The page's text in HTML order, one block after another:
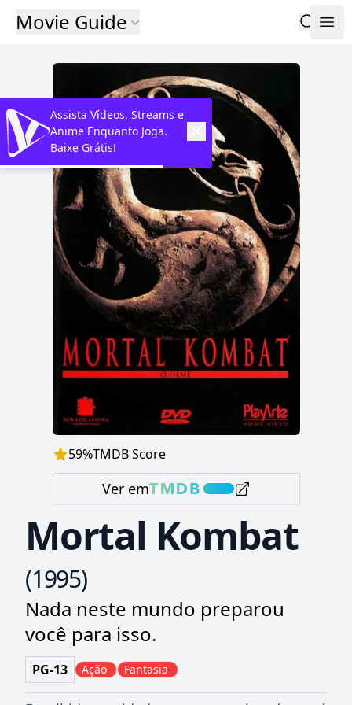
Movie Guide
59%TMDB Score
Ver em
Mortal Kombat
(1995)
Nada neste mundo preparou
você para isso.
PG-13 Ação Fantasia
Assista Vídeos, Streams e
Anime Enquanto Joga.
Baixe Grátis!